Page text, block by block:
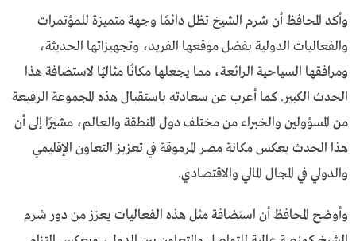
وأكد المحافظ أن شرم الشيخ تظل دائمًا وجهة متميزة للمؤتمرات
والفعاليات الدولية بفضل موقعها الفريد، وتجهيزاتها الحديثة،
ومرافقها السياحية الرائعة، مما يجعلها مكانًا مثاليًا لاستضافة هذا
الحدث الكبير. كما أعرب عن سعادته باستقبال هذه المجموعة الرفيعة
من المسؤولين والخبراء من مختلف دول المنطقة والعالم، مشيرًا إلى أن
هذا الحدث يعكس مكانة مصر المرموقة في تعزيز التعاون الإقليمي
والدولي في المجال المالي والاقتصادي.
وأوضح المحافظ أن استضافة مثل هذه الفعاليات يعزز من دور شرم